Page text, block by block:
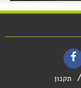
תקנון